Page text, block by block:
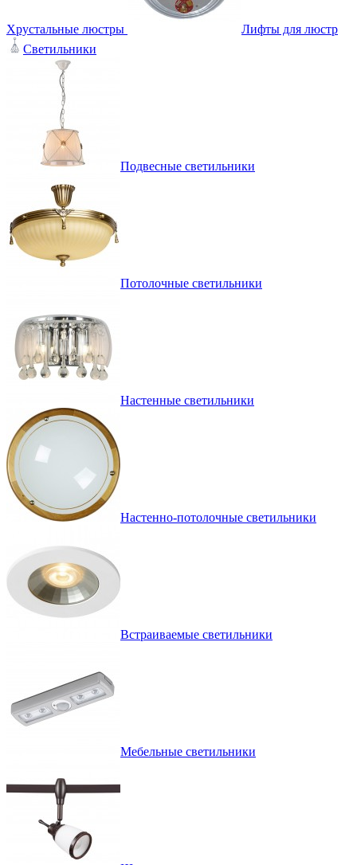
Хрустальные люстры
Лифты для люстр
Светильники
Подвесные светильники
Потолочные светильники
Настенные светильники
Настенно-потолочные светильники
Встраиваемые светильники
Мебельные светильники